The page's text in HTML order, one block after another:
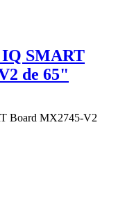
SMART
de 65"
Board MX2745-V2